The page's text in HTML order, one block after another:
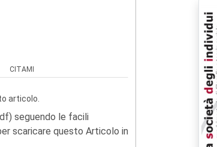
CITAMI
articolo.
seguendo le facili
scaricare questo Articolo in